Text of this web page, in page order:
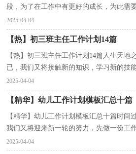
段，为了在工作中有更好的成长，为此需
了。相信许多人会觉得工作计划很难写吧
2025-04-04
【热】初三班主任工作计划14篇
【热】初三班主任工作计划14篇人生天地
已，我们又将接触新的知识，学习新的技
个时候，你会有怎样的计划呢？什么样的
2025-04-04
【精华】幼儿工作计划模板汇总十篇
【精华】幼儿工作计划模板汇总十篇时间
我们又将迎来新一轮的努力，先做一份工
你真正懂得怎么写好工作计划吗？下面是
2025-04-04